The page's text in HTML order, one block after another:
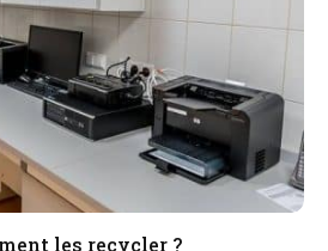
les recycler ?